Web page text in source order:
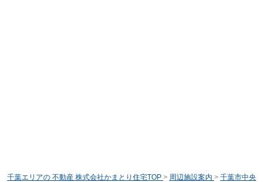
千葉エリアの 不動産 株式会社かまとり住宅TOP > 周辺施設案内 > 千葉市中央